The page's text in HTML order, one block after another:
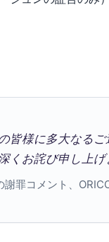
皆様に多大なる
くお詫び申し上げ
罪コメント、